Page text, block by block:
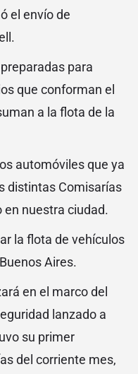
el envío de
para
que conforman el
a la flota de la
automóviles que ya
distintas Comisarías
nuestra ciudad.
la flota de vehículos
Aires.
en el marco del
lanzado a
su primer
del corriente mes,